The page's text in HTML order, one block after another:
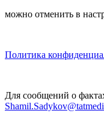
можно отменить в
Политика
Для сообщений о